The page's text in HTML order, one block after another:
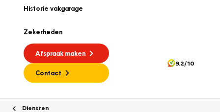
Historie vakgarage
Zekerheden
Afspraak maken
Contact
9.2/10
Diensten